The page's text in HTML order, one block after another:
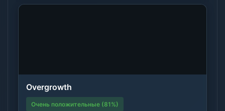
Overgrowth
Очень положительные (81%)